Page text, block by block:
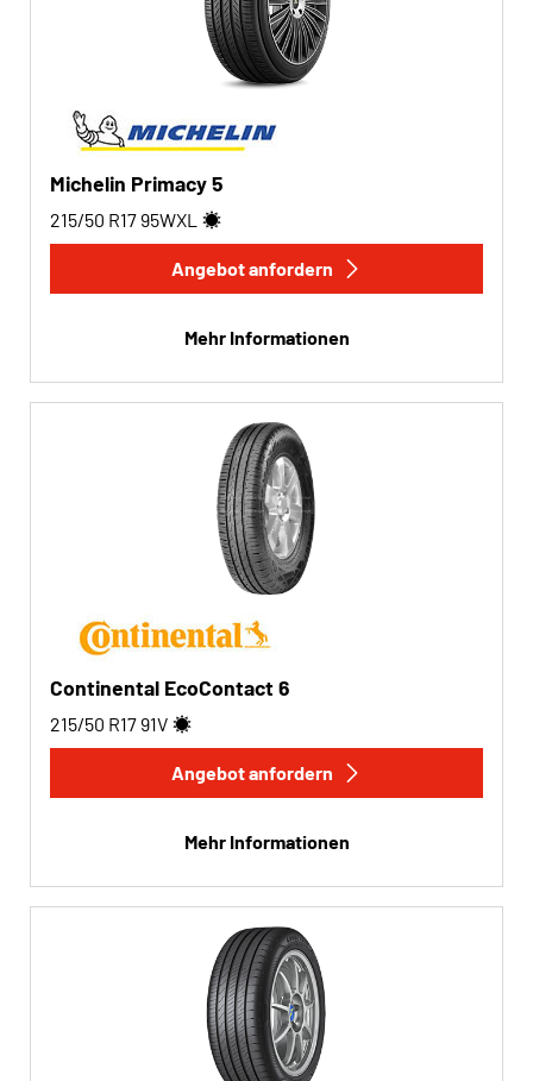
Michelin Primacy 5
215/50 R17 95WXL
Angebot anfordern
Mehr Informationen
Continental EcoContact 6
215/50 R17 91V
Angebot anfordern
Mehr Informationen